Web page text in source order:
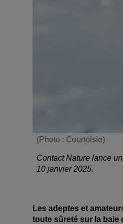
(Photo : Courtoisie)
Contact Nature lance
10 janvier 2025.
Les adeptes et
toute sûreté sur la baie